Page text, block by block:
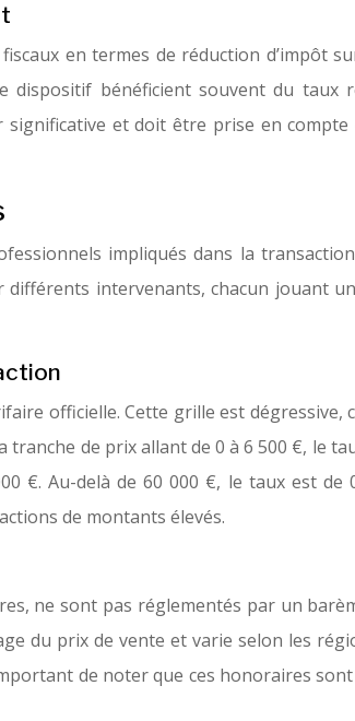
en termes de réduction d’impôt
dispositif bénéficient souvent du
et doit être prise en
impliqués dans la
intervenants, chacun jouant
officielle. Cette grille est dégressive,
de prix allant de 0 à 6 500 €, le
€. Au-delà de 60 000 €, le taux est
de montants élevés.
ne sont pas réglementés par un
du prix de vente et varie selon les
de noter que ces honoraires